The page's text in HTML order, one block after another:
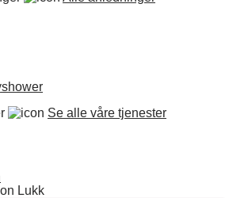
Se alle våre tjenester
Lukk